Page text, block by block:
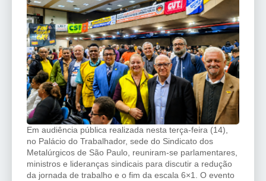
Em audiência pública realizada nesta terça-feira (14),
no Palácio do Trabalhador, sede do Sindicato dos
Metalúrgicos de São Paulo, reuniram-se parlamentares,
ministros e lideranças sindicais para discutir a redução
da jornada de trabalho e o fim da escala 6×1. O evento